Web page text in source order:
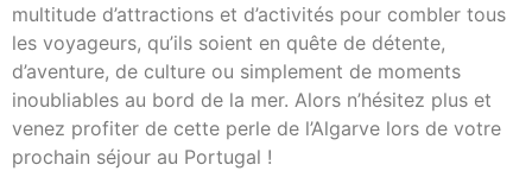
multitude d’attractions et d’activités pour combler tous
les voyageurs, qu’ils soient en quête de détente,
d’aventure, de culture ou simplement de moments
inoubliables au bord de la mer. Alors n’hésitez plus et
venez profiter de cette perle de l’Algarve lors de votre
prochain séjour au Portugal !